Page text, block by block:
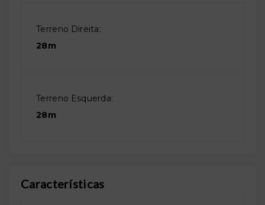
Terreno Direita:
28m
Terreno Esquerda:
28m
Características